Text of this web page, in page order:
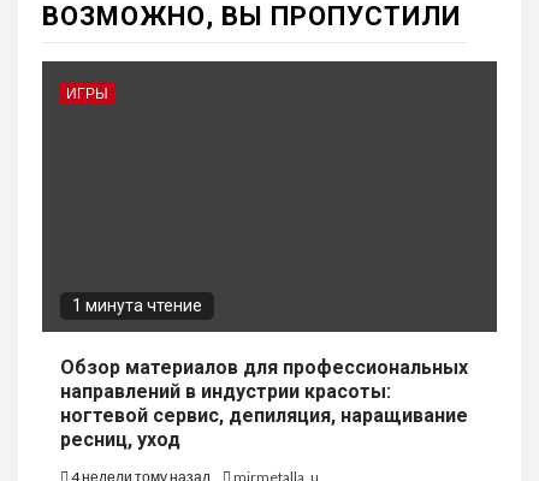
ВОЗМОЖНО, ВЫ ПРОПУСТИЛИ
ИГРЫ
1 минута чтение
Обзор материалов для профессиональных
направлений в индустрии красоты:
ногтевой сервис, депиляция, наращивание
ресниц, уход
4 недели тому назад mirmetalla_u